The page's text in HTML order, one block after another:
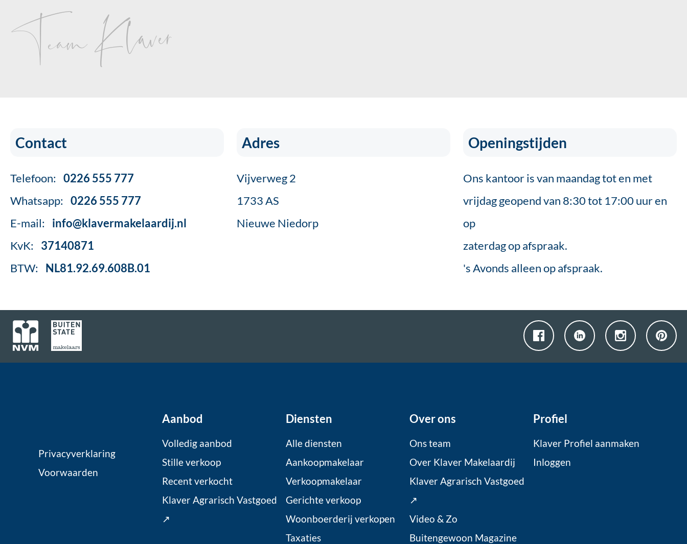
Team Klaver
Contact
Telefoon: 0226 555 777
Whatsapp: 0226 555 777
E-mail:
info@klavermakelaardij.nl
KvK:
37140871
BTW:
NL81.92.69.608B.01
Adres
Vijverweg 2
1733 AS
Nieuwe Niedorp
Openingstijden
Ons kantoor is van maandag tot en met
vrijdag geopend van 8:30 tot 17:00 uur en
op
zaterdag op afspraak.
's Avonds alleen op afspraak.
Privacyverklaring
Voorwaarden
Aanbod
Volledig aanbod
Stille verkoop
Recent verkocht
Klaver Agrarisch Vastgoed
↗
Diensten
Alle diensten
Aankoopmakelaar
Verkoopmakelaar
Gerichte verkoop
Woonboerderij verkopen
Taxaties
Over ons
Ons team
Over Klaver Makelaardij
Klaver Agrarisch Vastgoed
↗
Video & Zo
Buitengewoon Magazine
Profiel
Klaver Profiel aanmaken
Inloggen